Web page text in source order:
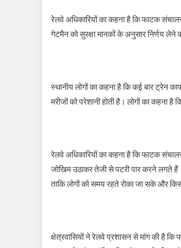
रेलवे अधिकारियों का कहना है कि फाटक
गेटमैन को सुरक्षा मानकों के अनुसार निर्णय लेने
स्थानीय लोगों का कहना है कि कई बार ट्रेन
मरीजों को परेशानी होती है। लोगों का
रेलवे अधिकारियों का कहना है कि फाटक
जोखिम उठाकर तेजी से पटरी पार करने लगते
ताकि लोगों को समय रहते रोका जा सके और
क्षेत्रवासियों ने रेलवे प्रशासन से मांग की है